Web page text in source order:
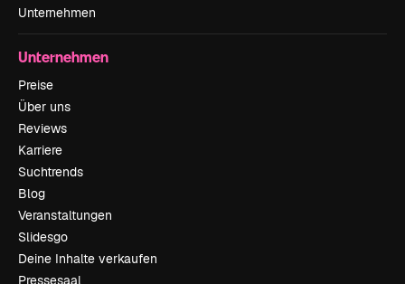
Unternehmen
Unternehmen
Preise
Über uns
Reviews
Karriere
Suchtrends
Blog
Veranstaltungen
Slidesgo
Deine Inhalte verkaufen
Pressesaal